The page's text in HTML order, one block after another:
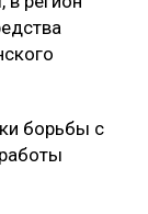
борьбы с